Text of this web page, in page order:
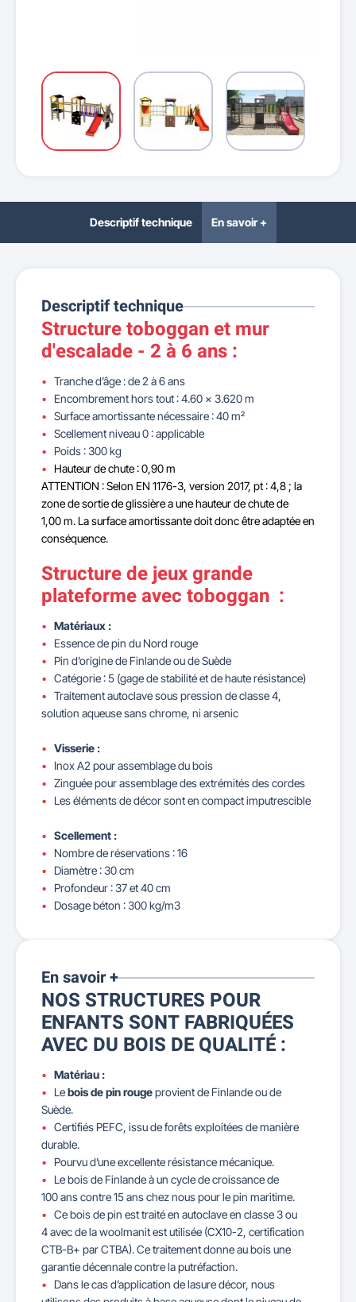
Descriptif technique En savoir +
Descriptif technique
Structure toboggan et mur
d'escalade - 2 à 6 ans :
Tranche d’âge : de 2 à 6 ans
Encombrement hors tout : 4.60 x 3.620 m
Surface amortissante nécessaire : 40 m²
Scellement niveau 0 : applicable
Poids : 300 kg
Hauteur de chute : 0,90 m
ATTENTION : Selon EN 1176-3, version 2017, pt : 4,8 ; la
zone de sortie de glissière a une hauteur de chute de
1,00 m. La surface amortissante doit donc être adaptée en
conséquence.
Structure de jeux grande
plateforme avec toboggan :
Matériaux :
Essence de pin du Nord rouge
Pin d’origine de Finlande ou de Suède
Catégorie : 5 (gage de stabilité et de haute résistance)
Traitement autoclave sous pression de classe 4,
solution aqueuse sans chrome, ni arsenic
Visserie :
Inox A2 pour assemblage du bois
Zinguée pour assemblage des extrémités des cordes
Les éléments de décor sont en compact imputrescible
Scellement :
Nombre de réservations : 16
Diamètre : 30 cm
Profondeur : 37 et 40 cm
Dosage béton : 300 kg/m3
En savoir +
NOS STRUCTURES POUR
ENFANTS SONT FABRIQUÉES
AVEC DU BOIS DE QUALITÉ :
Matériau :
Lebois de pin rougeprovient de Finlande ou de
Suède.
Certifiés PEFC, issu de forêts exploitées de manière
durable.
Pourvu d’une excellente résistance mécanique.
Le bois de Finlande à un cycle de croissance de
100 ans contre 15 ans chez nous pour le pin maritime.
Ce bois de pin est traité en autoclave en classe 3 ou
4 avec de la woolmanit est utilisée (CX10-2, certification
CTB-B+ par CTBA). Ce traitement donne au bois une
garantie décennale contre la putréfaction.
Dans le cas d’application de lasure décor, nous